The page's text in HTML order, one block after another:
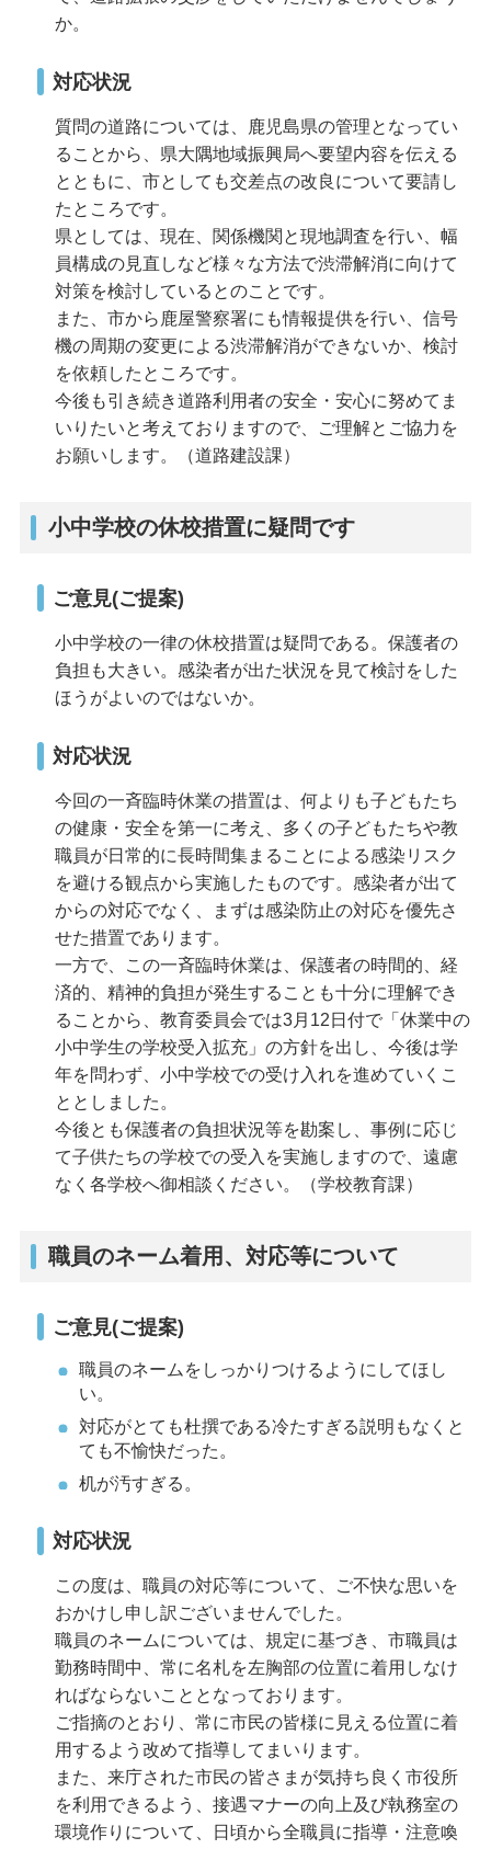
か。
対応状況
質問の道路については、鹿児島県の管理となってい
ることから、県大隅地域振興局へ要望内容を伝える
とともに、市としても交差点の改良について要請し
たところです。
県としては、現在、関係機関と現地調査を行い、幅
員構成の見直しなど様々な方法で渋滞解消に向けて
対策を検討しているとのことです。
また、市から鹿屋警察署にも情報提供を行い、信号
機の周期の変更による渋滞解消ができないか、検討
を依頼したところです。
今後も引き続き道路利用者の安全・安心に努めてま
いりたいと考えておりますので、ご理解とご協力を
お願いします。（道路建設課）
小中学校の休校措置に疑問です
ご意見(ご提案)
小中学校の一律の休校措置は疑問である。保護者の
負担も大きい。感染者が出た状況を見て検討をした
ほうがよいのではないか。
対応状況
今回の一斉臨時休業の措置は、何よりも子どもたち
の健康・安全を第一に考え、多くの子どもたちや教
職員が日常的に長時間集まることによる感染リスク
を避ける観点から実施したものです。感染者が出て
からの対応でなく、まずは感染防止の対応を優先さ
せた措置であります。
一方で、この一斉臨時休業は、保護者の時間的、経
済的、精神的負担が発生することも十分に理解でき
ることから、教育委員会では3月12日付で「休業中の
小中学生の学校受入拡充」の方針を出し、今後は学
年を問わず、小中学校での受け入れを進めていくこ
ととしました。
今後とも保護者の負担状況等を勘案し、事例に応じ
て子供たちの学校での受入を実施しますので、遠慮
なく各学校へ御相談ください。（学校教育課）
職員のネーム着用、対応等について
ご意見(ご提案)
職員のネームをしっかりつけるようにしてほし
い。
対応がとても杜撰である冷たすぎる説明もなくと
ても不愉快だった。
机が汚すぎる。
対応状況
この度は、職員の対応等について、ご不快な思いを
おかけし申し訳ございませんでした。
職員のネームについては、規定に基づき、市職員は
勤務時間中、常に名札を左胸部の位置に着用しなけ
ればならないこととなっております。
ご指摘のとおり、常に市民の皆様に見える位置に着
用するよう改めて指導してまいります。
また、来庁された市民の皆さまが気持ち良く市役所
を利用できるよう、接遇マナーの向上及び執務室の
環境作りについて、日頃から全職員に指導・注意喚